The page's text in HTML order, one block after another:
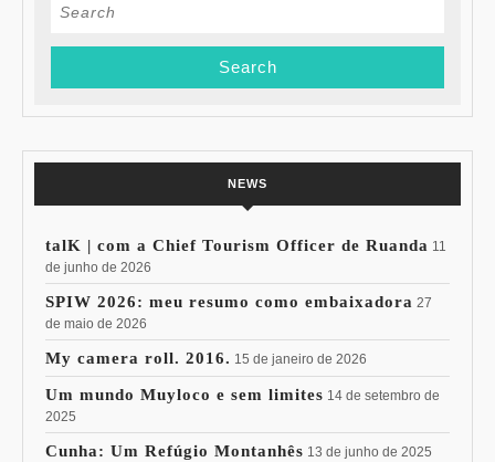
NEWS
talK | com a Chief Tourism Officer de Ruanda 11
de junho de 2026
SPIW 2026: meu resumo como embaixadora 27
de maio de 2026
My camera roll. 2016. 15 de janeiro de 2026
Um mundo Muyloco e sem limites 14 de setembro de
2025
Cunha: Um Refúgio Montanhês 13 de junho de 2025